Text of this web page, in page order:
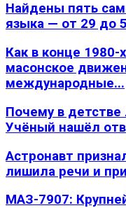
Найдены пять
языка — от 29 до
Как в конце 1980-
масонское
международные...
Почему в
Учёный нашёл
Астронавт
лишила речи и
МАЗ-7907: